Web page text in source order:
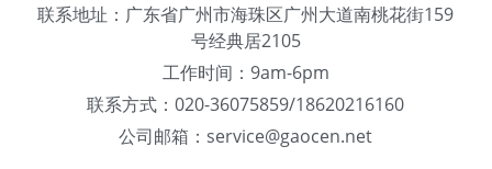
联系地址：广东省广州市海珠区广州大道南桃花街159
号经典居2105
工作时间：9am-6pm
联系方式：020-36075859/18620216160
公司邮箱：service@gaocen.net